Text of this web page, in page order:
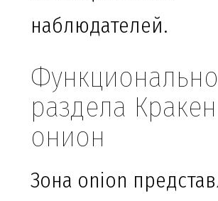
наблюдателей.
раздела Кракен
онион
Зона onion